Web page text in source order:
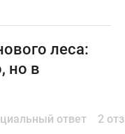
леса:
но в
ответ 2